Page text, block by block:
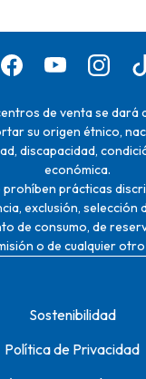
de venta se dará
su origen étnico,
discapacidad,
económica.
prohíben prácticas
exclusión, selección
de consumo, de
o de cualquier
Sostenibilidad
Política de Privacidad